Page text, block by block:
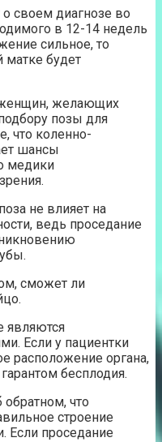
о своем диагнозе во
в 12-14 недель
сильное, то
матке будет
желающих
позы для
что коленно-
шансы
медики
не влияет на
ведь проседание
сможет ли
являются
Если у пациентки
расположение органа,
бесплодия.
что
строение
Если проседание